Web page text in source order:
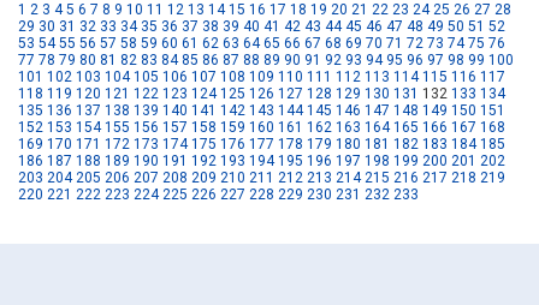
1 2 3 4 5 6 7 8 9 10 11 12 13 14 15 16 17 18 19 20 21 22 23 24 25 26 27 28
29 30 31 32 33 34 35 36 37 38 39 40 41 42 43 44 45 46 47 48 49 50 51 52
53 54 55 56 57 58 59 60 61 62 63 64 65 66 67 68 69 70 71 72 73 74 75 76
77 78 79 80 81 82 83 84 85 86 87 88 89 90 91 92 93 94 95 96 97 98 99 100
101 102 103 104 105 106 107 108 109 110 111 112 113 114 115 116 117
118 119 120 121 122 123 124 125 126 127 128 129 130 131 132 133 134
135 136 137 138 139 140 141 142 143 144 145 146 147 148 149 150 151
152 153 154 155 156 157 158 159 160 161 162 163 164 165 166 167 168
169 170 171 172 173 174 175 176 177 178 179 180 181 182 183 184 185
186 187 188 189 190 191 192 193 194 195 196 197 198 199 200 201 202
203 204 205 206 207 208 209 210 211 212 213 214 215 216 217 218 219
220 221 222 223 224 225 226 227 228 229 230 231 232 233